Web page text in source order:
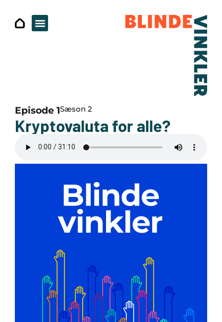
Episode 1Sæson 2
Kryptovaluta for alle?